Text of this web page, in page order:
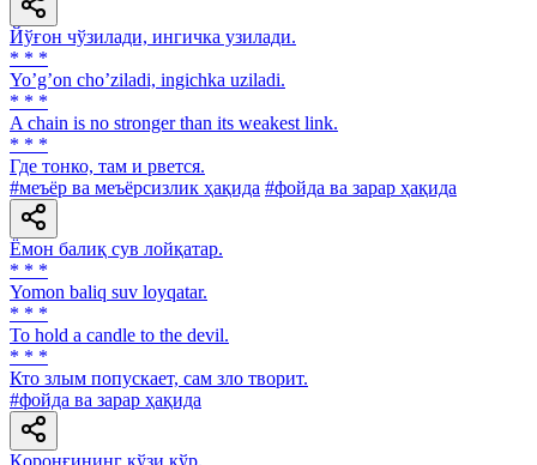
Йўғон чўзилади, ингичка узилади.
* * *
Yoʼgʼon choʼziladi, ingichka uziladi.
* * *
A chain is no stronger than its weakest link.
* * *
Где тонко, там и рвется.
#меъёр ва меъёрсизлик ҳақида #фойда ва зарар ҳақида
Ёмон балиқ сув лойқатар.
* * *
Yomon baliq suv loyqatar.
* * *
To hold a candle to the devil.
* * *
Кто злым попускает, сам зло творит.
#фойда ва зарар ҳақида